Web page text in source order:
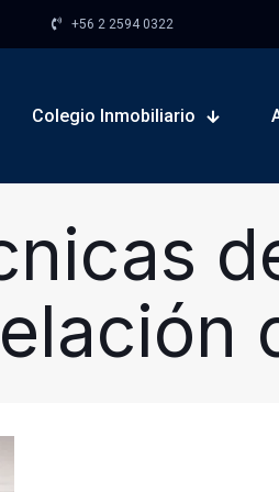
+56 2 2594 0322
Colegio Inmobiliario